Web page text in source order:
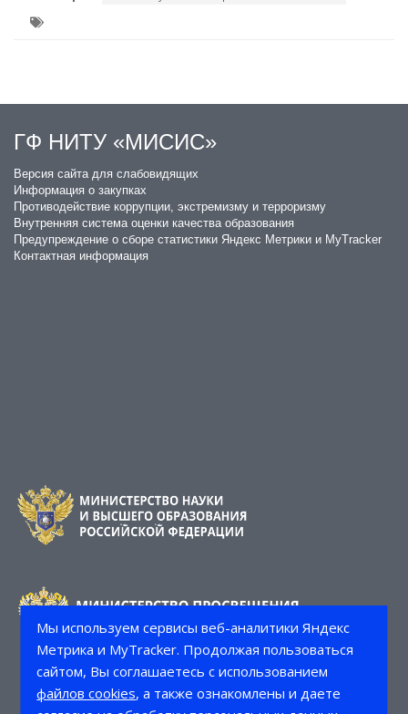
Мы используем сервисы веб-аналитики Яндекс
Метрика и MyTracker. Продолжая пользоваться
сайтом, Вы соглашаетесь с использованием
файлов cookies, а также ознакомлены и даете
ГФ НИТУ «МИСИС»
​Версия сайта для слабовидящих
Информация о закупках
Противодействие коррупции, экстремизму и терроризму
Внутренняя система оценки качества образования
Предупреждение о сборе статистики Яндекс Метрики и MyTracker
Контактная информация